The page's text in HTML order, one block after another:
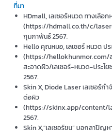
ที่มา
HDmall, เลเซอร์หนวด ทางเลือก
(https://hdmall.co.th/c/
กุมภาพันธ์ 2567.
Hello คุณหมอ, เลเซอร์ หนวด ปร
(https://hellokhunmor.com/
สะอาดผิว/เลเซอร์-หนวด-ประโ
2567.
Skin X, Diode Laser เลเซอร์ก
ต่อผิว
(https://skinx.app/content/
2567.
Skin X,“เลเซอร์ขน” บอกลาปัญ